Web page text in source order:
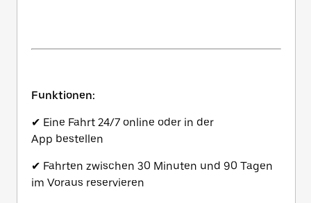
Funktionen:
✔ Eine Fahrt 24/7 online oder in der
App bestellen
✔ Fahrten zwischen 30 Minuten und 90 Tagen
im Voraus reservieren